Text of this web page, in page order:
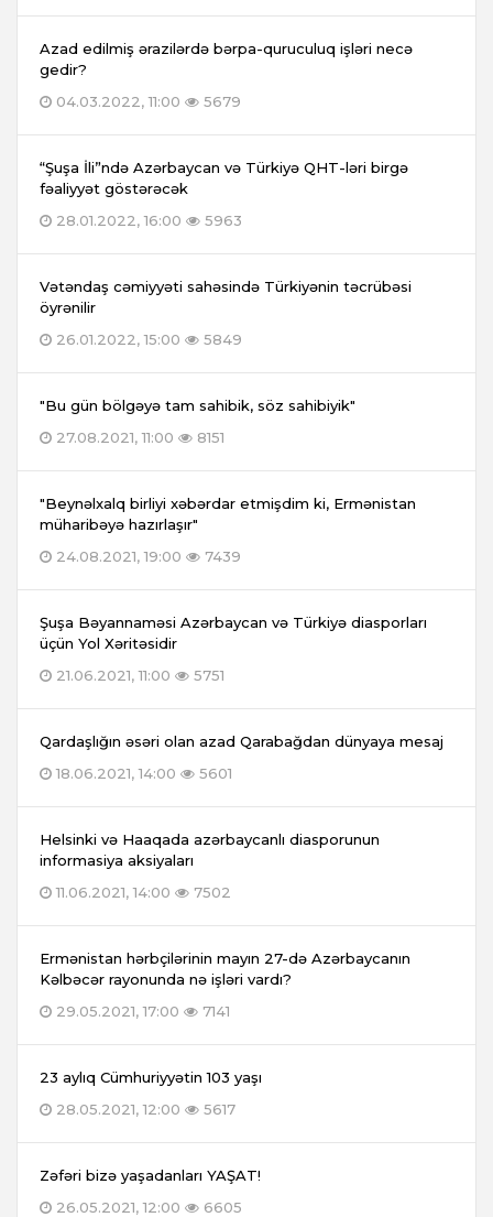
Azad edilmiş ərazilərdə bərpa-quruculuq işləri necə
gedir?
04.03.2022, 11:00
5679
“Şuşa İli”ndə Azərbaycan və Türkiyə QHT-ləri birgə
fəaliyyət göstərəcək
28.01.2022, 16:00
5963
Vətəndaş cəmiyyəti sahəsində Türkiyənin təcrübəsi
öyrənilir
26.01.2022, 15:00
5849
"Bu gün bölgəyə tam sahibik, söz sahibiyik"
27.08.2021, 11:00
8151
"Beynəlxalq birliyi xəbərdar etmişdim ki, Ermənistan
müharibəyə hazırlaşır"
24.08.2021, 19:00
7439
Şuşa Bəyannaməsi Azərbaycan və Türkiyə diasporları
üçün Yol Xəritəsidir
21.06.2021, 11:00
5751
Qardaşlığın əsəri olan azad Qarabağdan dünyaya mesaj
18.06.2021, 14:00
5601
Helsinki və Haaqada azərbaycanlı diasporunun
informasiya aksiyaları
11.06.2021, 14:00
7502
Ermənistan hərbçilərinin mayın 27-də Azərbaycanın
Kəlbəcər rayonunda nə işləri vardı?
29.05.2021, 17:00
7141
23 aylıq Cümhuriyyətin 103 yaşı
28.05.2021, 12:00
5617
Zəfəri bizə yaşadanları YAŞAT!
26.05.2021, 12:00
6605